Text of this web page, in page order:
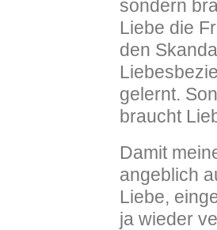
sondern
Liebe die
den
gelernt.
braucht
Damit
angeblich
Liebe,
ja wieder